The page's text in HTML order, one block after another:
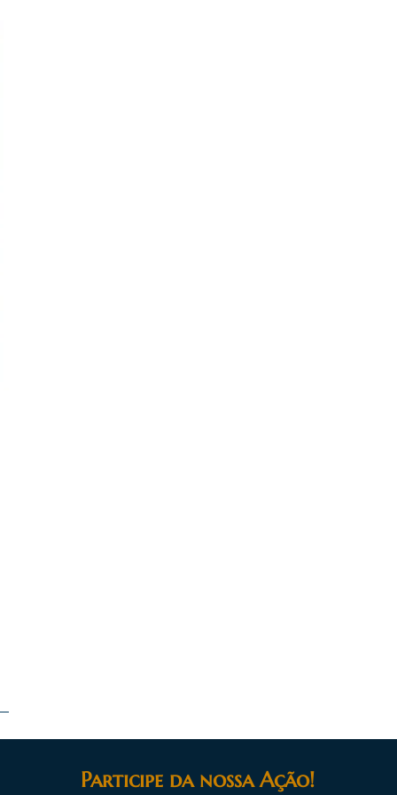
Participe da nossa Ação!